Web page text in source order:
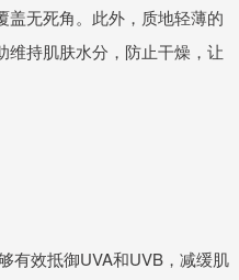
盖无死角。此外，质地轻薄的
维持肌肤水分，防止干燥，让
有效抵御UVA和UVB，减缓肌